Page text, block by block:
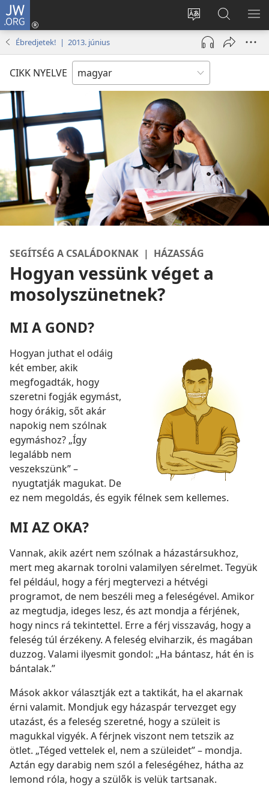
JW.ORG
Oldal
nyelvének
megváltoztatása
Bejelentkezés
(opens
window)
Keresés
a jw.org
honlapon
Ébredjetek! | 2013. június
CIKK NYELVE
SEGÍTSÉG A CSALÁDOKNAK | HÁZASSÁG
Hogyan vessünk véget a
mosolyszünetnek?
MI A GOND?
Hogyan juthat el odáig
két ember, akik
megfogadták, hogy
szeretni fogják egymást,
hogy órákig, sőt akár
napokig nem szólnak
egymáshoz? „Így
legalább nem
veszekszünk” –
nyugtatják magukat. De
ez nem megoldás, és egyik félnek sem kellemes.
MI AZ OKA?
Vannak, akik azért nem szólnak a házastársukhoz,
mert meg akarnak torolni valamilyen sérelmet. Tegyük
fel például, hogy a férj megtervezi a hétvégi
programot, de nem beszéli meg a feleségével. Amikor
az megtudja, ideges lesz, és azt mondja a férjének,
hogy nincs rá tekintettel. Erre a férj visszavág, hogy a
feleség túl érzékeny. A feleség elviharzik, és magában
duzzog. Valami ilyesmit gondol: „Ha bántasz, hát én is
bántalak.”
Mások akkor választják ezt a taktikát, ha el akarnak
érni valamit. Mondjuk egy házaspár tervezget egy
utazást, és a feleség szeretné, hogy a szüleit is
magukkal vigyék. A férjnek viszont nem tetszik az
ötlet. „Téged vettelek el, nem a szüleidet” – mondja.
Aztán egy darabig nem szól a feleségéhez, hátha az
lemond róla, hogy a szülők is velük tartsanak.